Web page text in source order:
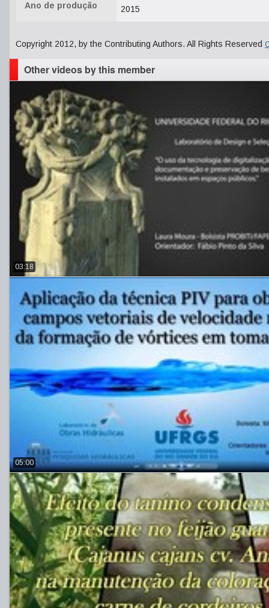
Ano de produção 2015
Copyright 2012, by the Contributing Authors. All Rights Reserved
Other videos by this member
03:18
05:00